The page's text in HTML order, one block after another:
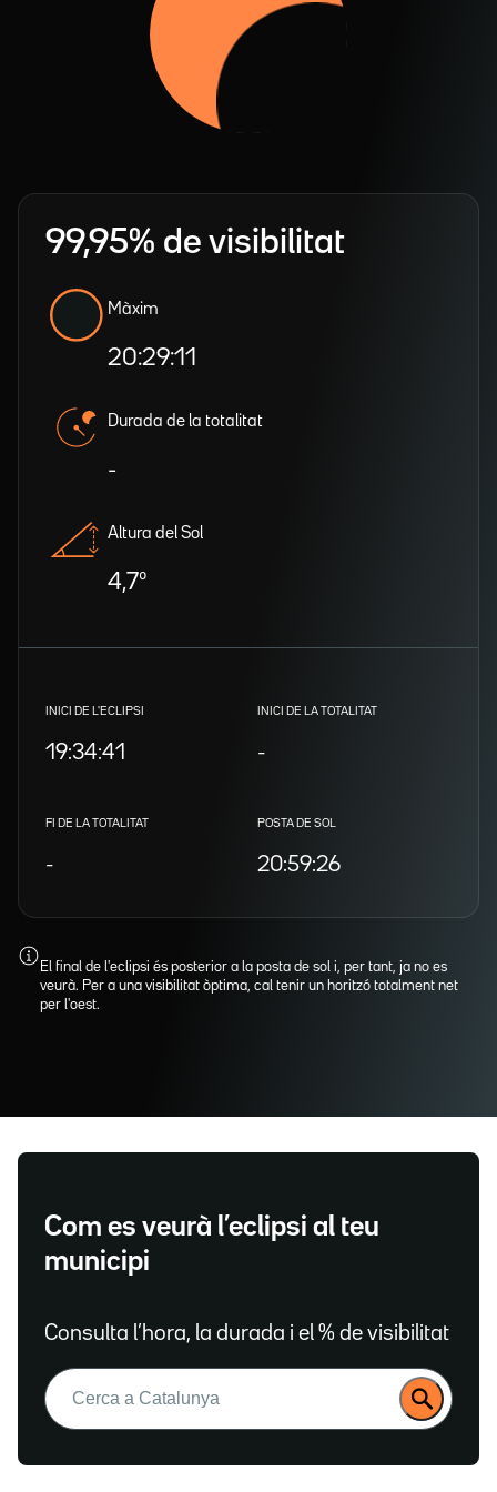
99,95% de visibilitat
Màxim
20:29:11
Durada de la totalitat
-
Altura del Sol
4,7º
INICI DE L'ECLIPSI
19:34:41
INICI DE LA TOTALITAT
-
FI DE LA TOTALITAT
-
POSTA DE SOL
20:59:26
El final de l'eclipsi és posterior a la posta de sol i, per tant, ja no es
veurà. Per a una visibilitat òptima, cal tenir un horitzó totalment net
per l'oest.
Com es veurà l’eclipsi al teu
municipi
Consulta l’hora, la durada i el % de visibilitat
Buscar: